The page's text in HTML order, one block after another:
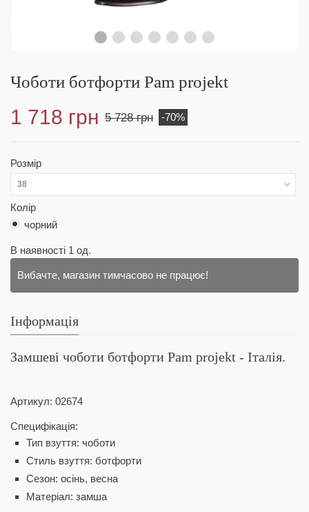
Чоботи ботфорти Pam projekt
1 718 грн 5 728 грн -70%
Розмір
38
Колір
чорний
В наявності 1 од.
Вибачте, магазин тимчасово не працює!
Інформація
Замшеві чоботи ботфорти Pam projekt - Італія.
Артикул: 02674
Специфікація:
Тип взуття: чоботи
Стиль взуття: ботфорти
Сезон: осінь, весна
Матеріал: замша